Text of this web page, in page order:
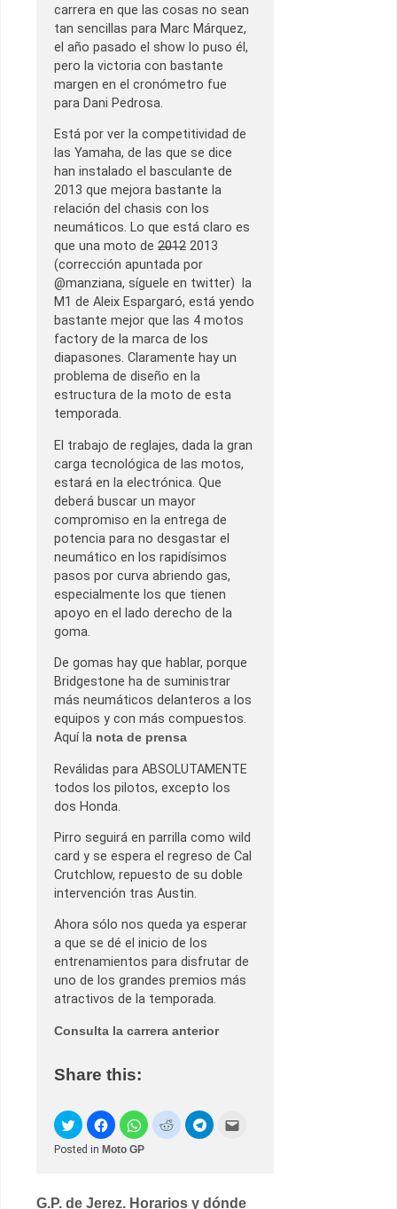
carrera en que las cosas no sean
tan sencillas para Marc Márquez,
el año pasado el show lo puso él,
pero la victoria con bastante
margen en el cronómetro fue
para Dani Pedrosa.
Está por ver la competitividad de
las Yamaha, de las que se dice
han instalado el basculante de
2013 que mejora bastante la
relación del chasis con los
neumáticos. Lo que está claro es
que una moto de 2012 2013
(corrección apuntada por
@manziana, síguele en twitter) la
M1 de Aleix Espargaró, está yendo
bastante mejor que las 4 motos
factory de la marca de los
diapasones. Claramente hay un
problema de diseño en la
estructura de la moto de esta
temporada.
El trabajo de reglajes, dada la gran
carga tecnológica de las motos,
estará en la electrónica. Que
deberá buscar un mayor
compromiso en la entrega de
potencia para no desgastar el
neumático en los rapidísimos
pasos por curva abriendo gas,
especialmente los que tienen
apoyo en el lado derecho de la
goma.
De gomas hay que hablar, porque
Bridgestone ha de suministrar
más neumáticos delanteros a los
equipos y con más compuestos.
Aquí la nota de prensa
Reválidas para ABSOLUTAMENTE
todos los pilotos, excepto los
dos Honda.
Pirro seguirá en parrilla como wild
card y se espera el regreso de Cal
Crutchlow, repuesto de su doble
intervención tras Austin.
Ahora sólo nos queda ya esperar
a que se dé el inicio de los
entrenamientos para disfrutar de
uno de los grandes premios más
atractivos de la temporada.
Consulta la carrera anterior
Share this:
Posted in Moto GP
G.P. de Jerez. Horarios y dónde